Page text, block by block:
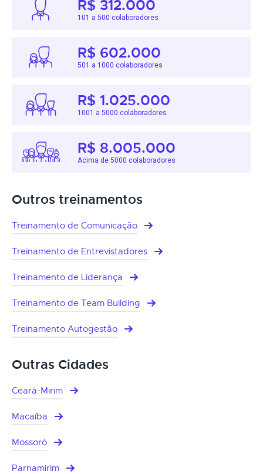
R$ 312.000
101 a 500 colaboradores
R$ 602.000
501 a 1000 colaboradores
R$ 1.025.000
1001 a 5000 colaboradores
R$ 8.005.000
Acima de 5000 colaboradores
Outros treinamentos
Treinamento de Comunicação
Treinamento de Entrevistadores
Treinamento de Liderança
Treinamento de Team Building
Treinamento Autogestão
Outras Cidades
Ceará-Mirim
Macaíba
Mossoró
Parnamirim